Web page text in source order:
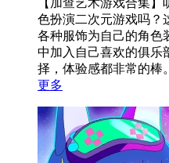
【加查艺术游戏合集
色扮演二次元游戏吗？
各种服饰为自己的角色
中加入自己喜欢的俱乐
择，体验感都非常的棒。
更多